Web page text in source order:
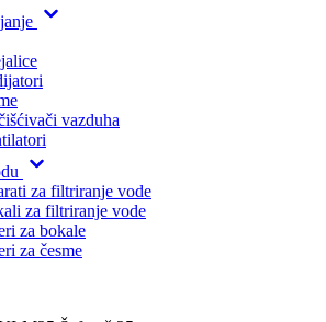
vazduha
za filtriranje vode
za filtriranje vode
za bokale
za česme